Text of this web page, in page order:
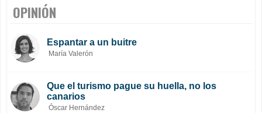
OPINIÓN
Espantar a un buitre
María Valerón
Que el turismo pague su huella, no los
canarios
Óscar Hernández